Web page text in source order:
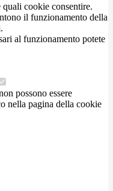
quali cookie consentire.
il funzionamento della
al funzionamento potete
possono essere
nella pagina della cookie